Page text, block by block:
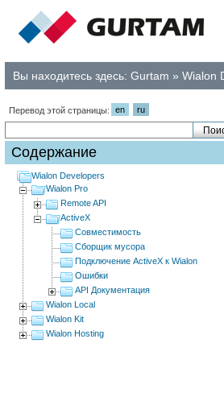
Вы находитесь здесь: Gurtam » Wialon
Перевод этой страницы: en ru
Содержание
Wialon Developers
Wialon Pro
Remote API
ActiveX
Совместимость
Сборщик мусора
Подключение ActiveX к Wialon
Ошибки
API Документация
Wialon Local
Wialon Kit
Wialon Hosting